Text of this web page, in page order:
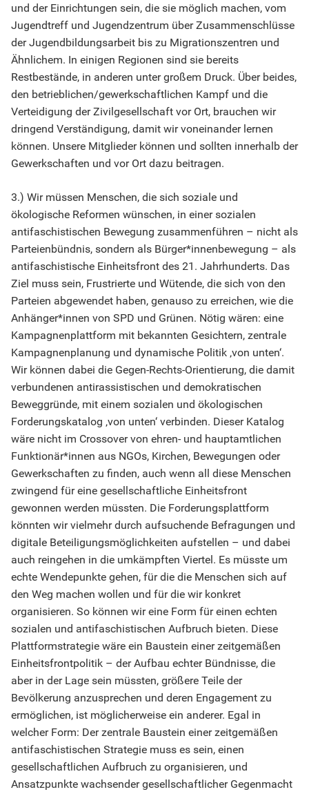
und der Einrichtungen sein, die sie möglich machen, vom
Jugendtreff und Jugendzentrum über Zusammenschlüsse
der Jugendbildungsarbeit bis zu Migrationszentren und
Ähnlichem. In einigen Regionen sind sie bereits
Restbestände, in anderen unter großem Druck. Über beides,
den betrieblichen/gewerkschaftlichen Kampf und die
Verteidigung der Zivilgesellschaft vor Ort, brauchen wir
dringend Verständigung, damit wir voneinander lernen
können. Unsere Mitglieder können und sollten innerhalb der
Gewerkschaften und vor Ort dazu beitragen.
3.) Wir müssen Menschen, die sich soziale und
ökologische Reformen wünschen, in einer sozialen
antifaschistischen Bewegung zusammenführen – nicht als
Parteienbündnis, sondern als Bürger*innenbewegung – als
antifaschistische Einheitsfront des 21. Jahrhunderts. Das
Ziel muss sein, Frustrierte und Wütende, die sich von den
Parteien abgewendet haben, genauso zu erreichen, wie die
Anhänger*innen von SPD und Grünen. Nötig wären: eine
Kampagnenplattform mit bekannten Gesichtern, zentrale
Kampagnenplanung und dynamische Politik ‚von unten‘.
Wir können dabei die Gegen-Rechts-Orientierung, die damit
verbundenen antirassistischen und demokratischen
Beweggründe, mit einem sozialen und ökologischen
Forderungskatalog ‚von unten‘ verbinden. Dieser Katalog
wäre nicht im Crossover von ehren- und hauptamtlichen
Funktionär*innen aus NGOs, Kirchen, Bewegungen oder
Gewerkschaften zu finden, auch wenn all diese Menschen
zwingend für eine gesellschaftliche Einheitsfront
gewonnen werden müssten. Die Forderungsplattform
könnten wir vielmehr durch aufsuchende Befragungen und
digitale Beteiligungsmöglichkeiten aufstellen – und dabei
auch reingehen in die umkämpften Viertel. Es müsste um
echte Wendepunkte gehen, für die die Menschen sich auf
den Weg machen wollen und für die wir konkret
organisieren. So können wir eine Form für einen echten
sozialen und antifaschistischen Aufbruch bieten. Diese
Plattformstrategie wäre ein Baustein einer zeitgemäßen
Einheitsfrontpolitik – der Aufbau echter Bündnisse, die
aber in der Lage sein müssten, größere Teile der
Bevölkerung anzusprechen und deren Engagement zu
ermöglichen, ist möglicherweise ein anderer. Egal in
welcher Form: Der zentrale Baustein einer zeitgemäßen
antifaschistischen Strategie muss es sein, einen
gesellschaftlichen Aufbruch zu organisieren, und
Ansatzpunkte wachsender gesellschaftlicher Gegenmacht